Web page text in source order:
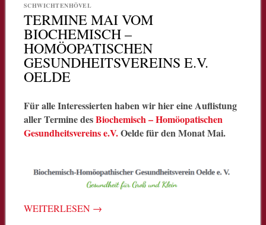
SCHWICHTENHÖVEL
TERMINE MAI VOM
BIOCHEMISCH –
HOMÖOPATISCHEN
GESUNDHEITSVEREINS E.V.
OELDE
Für alle Interessierten haben wir hier eine Auflistung
aller Termine desBiochemisch – Homöopatischen
Gesundheitsvereins e.V.Oelde für den Monat Mai.
WEITERLESEN →